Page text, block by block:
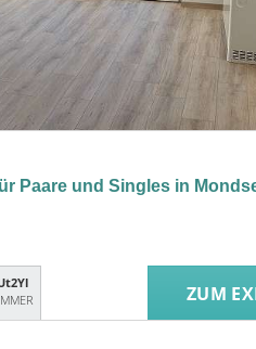
Paare und Singles in
ZUM